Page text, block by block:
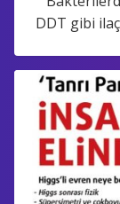
DDT gibi